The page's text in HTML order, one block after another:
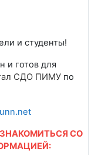
и студенты!
и готов для
СДО ПИМУ по
СО